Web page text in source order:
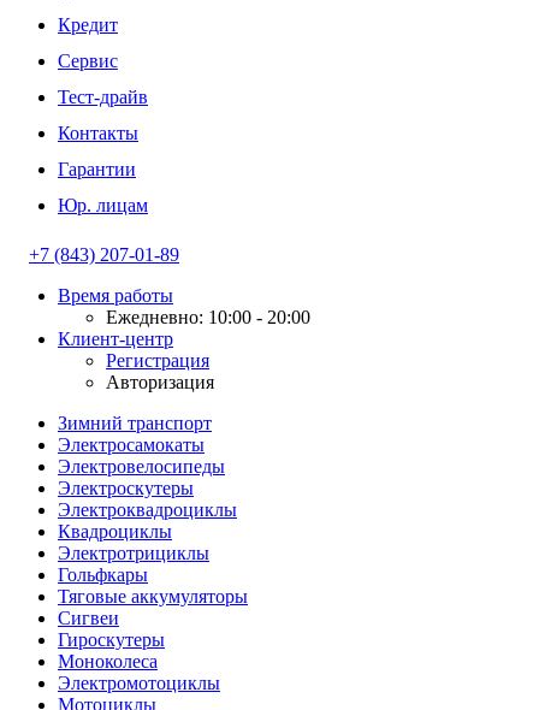
Кредит
Сервис
Тест-драйв
Контакты
Гарантии
Юр. лицам
+7 (843) 207-01-89
Время работы
Ежедневно: 10:00 - 20:00
Клиент-центр
Регистрация
Авторизация
Зимний транспорт
Электросамокаты
Электровелосипеды
Электроскутеры
Электроквадроциклы
Квадроциклы
Электротрициклы
Гольфкары
Тяговые аккумуляторы
Сигвеи
Гироскутеры
Моноколеса
Электромотоциклы
Мотоциклы